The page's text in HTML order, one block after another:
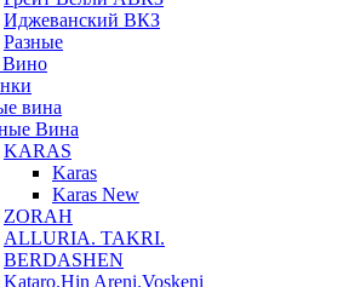
Иджеванский ВКЗ
Разные
Вино
вина
Вина
KARAS
Karas
Karas New
ZORAH
ALLURIA. TAKRI.
BERDASHEN
Kataro.Hin Areni.Voskeni